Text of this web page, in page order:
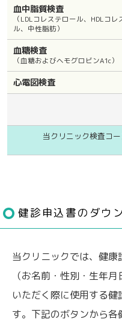
血中脂質検査
（LDLコレステロール、HDLコレ
ル、中性脂肪）
血糖検査
（血糖およびヘモグロビンA1c）
心電図検査
当クリニック検査コ
健診申込書のダウ
当クリニックでは、健
（お名前・性別・生年
いただく際に使用する
す。下記のボタンから